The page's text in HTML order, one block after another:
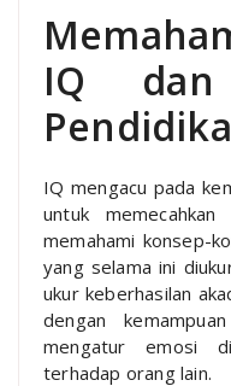
IQ
IQ mengacu pada
untuk
memahami konsep-
yang selama ini
ukur keberhasilan
dengan
mengatur emosi
terhadap orang lain.